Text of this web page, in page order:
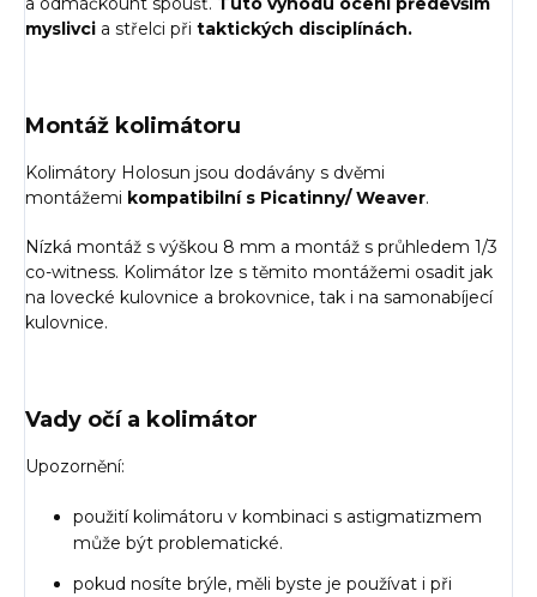
myslivci a střelci při taktických disciplínách.
Montáž kolimátoru
Kolimátory Holosun jsou dodávány s dvěmi
montážemi kompatibilní s Picatinny/ Weaver.
Nízká montáž s výškou 8 mm a montáž s průhledem 1/3
co-witness. Kolimátor lze s těmito montážemi osadit jak
na lovecké kulovnice a brokovnice, tak i na samonabíjecí
kulovnice.
Vady očí a kolimátor
Upozornění:
použití kolimátoru v kombinaci s astigmatizmem
může být problematické.
pokud nosíte brýle, měli byste je používat i při